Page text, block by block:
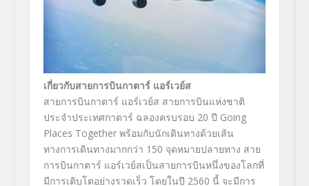
เกี่ยวกับสายการบินกาตาร์ แอร์เวย์ส
สายการบินกาตาร์ แอร์เวย์ส สายการบินแห่งชาติ
ประจำประเทศกาตาร์ ฉลองครบรอบ 20 ปี Going
Places Together พร้อมกับนักเดินทางด้วยเส้น
ทางการเดินทางมากกว่า 150 จุดหมายปลายทาง สาย
การบินกาตาร์ แอร์เวย์สเป็นสายการบินหนึ่งของโลกที่
มีการเติบโตอย่างรวดเร็ว โดยในปี 2560 นี้ จะมีการ